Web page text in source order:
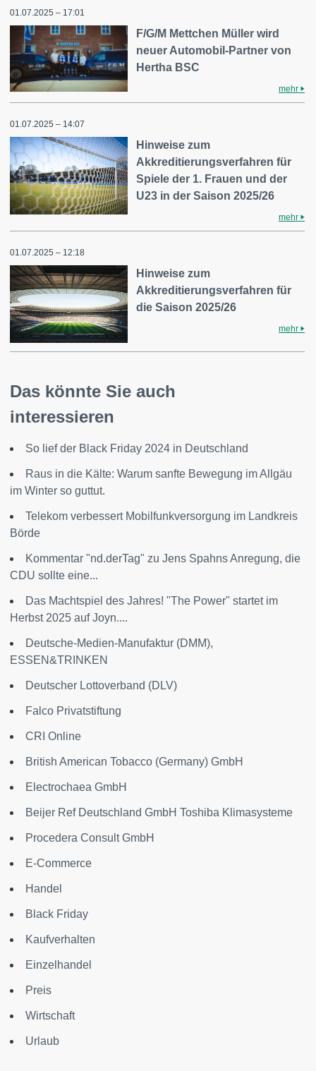
01.07.2025 – 17:01
F/G/M Mettchen Müller wird
neuer Automobil-Partner von
Hertha BSC
mehr
01.07.2025 – 14:07
Hinweise zum
Akkreditierungsverfahren für
Spiele der 1. Frauen und der
U23 in der Saison 2025/26
mehr
01.07.2025 – 12:18
Hinweise zum
Akkreditierungsverfahren für
die Saison 2025/26
mehr
Das könnte Sie auch
interessieren
So lief der Black Friday 2024 in Deutschland
Raus in die Kälte: Warum sanfte Bewegung im Allgäu
im Winter so guttut.
Telekom verbessert Mobilfunkversorgung im Landkreis
Börde
Kommentar "nd.derTag" zu Jens Spahns Anregung, die
CDU sollte eine...
Das Machtspiel des Jahres! "The Power" startet im
Herbst 2025 auf Joyn....
Deutsche-Medien-Manufaktur (DMM),
ESSEN&TRINKEN
Deutscher Lottoverband (DLV)
Falco Privatstiftung
CRI Online
British American Tobacco (Germany) GmbH
Electrochaea GmbH
Beijer Ref Deutschland GmbH Toshiba Klimasysteme
Procedera Consult GmbH
E-Commerce
Handel
Black Friday
Kaufverhalten
Einzelhandel
Preis
Wirtschaft
Urlaub